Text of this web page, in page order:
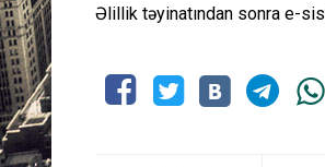
Əlillik təyinatından sonra e-